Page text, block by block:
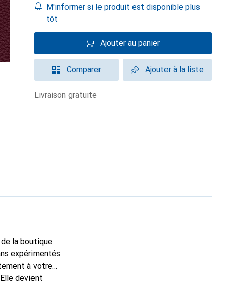
M'informer si le produit est disponible plus
tôt
Ajouter au panier
Comparer Ajouter à la liste
livraison gratuite
la boutique
expérimentés
à votre
devient